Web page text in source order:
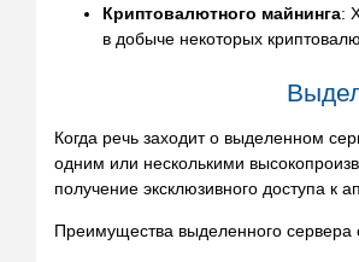
Криптовалютного майнинга:
в добыче некоторых
Когда речь заходит о выделенном
одним или несколькими
получение эксклюзивного доступа к
Преимущества выделенного сервера